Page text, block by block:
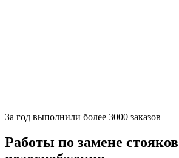
За год выполнили более 3000 заказов
Работы по замене стояков